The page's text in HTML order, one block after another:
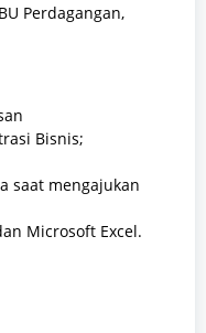
Perdagangan,
Bisnis;
saat mengajukan
Microsoft Excel.